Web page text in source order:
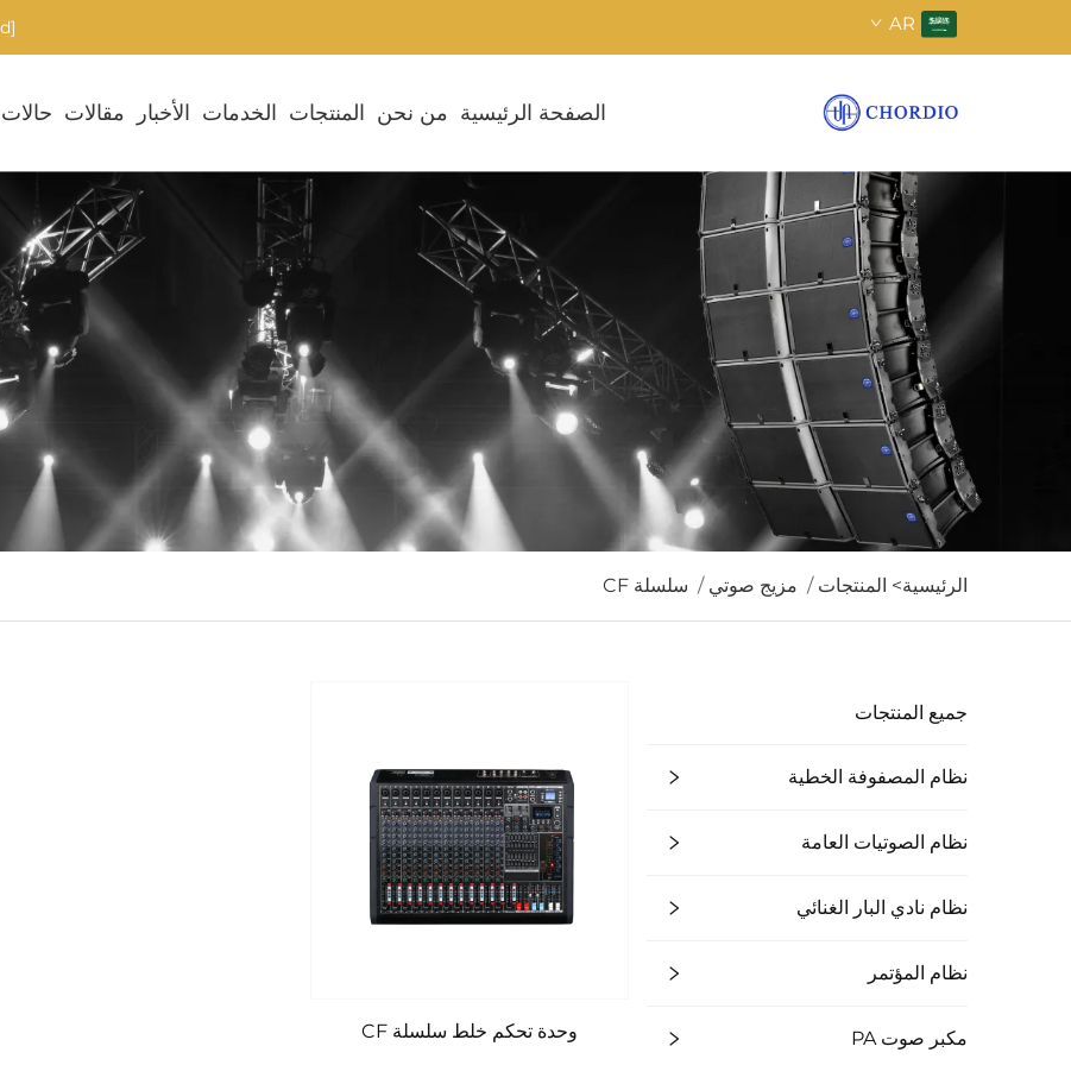
[email protected] AR
الصفحة الرئيسية من نحن المنتجات الخدمات الأخبار مقالات حالات
الرئيسية> المنتجات / مزيج صوتي / سلسلة CF
جميع المنتجات
نظام المصفوفة الخطية
نظام الصوتيات العامة
نظام نادي البار الغنائي
نظام المؤتمر
مكبر صوت PA وحدة تحكم خلط سلسلة CF